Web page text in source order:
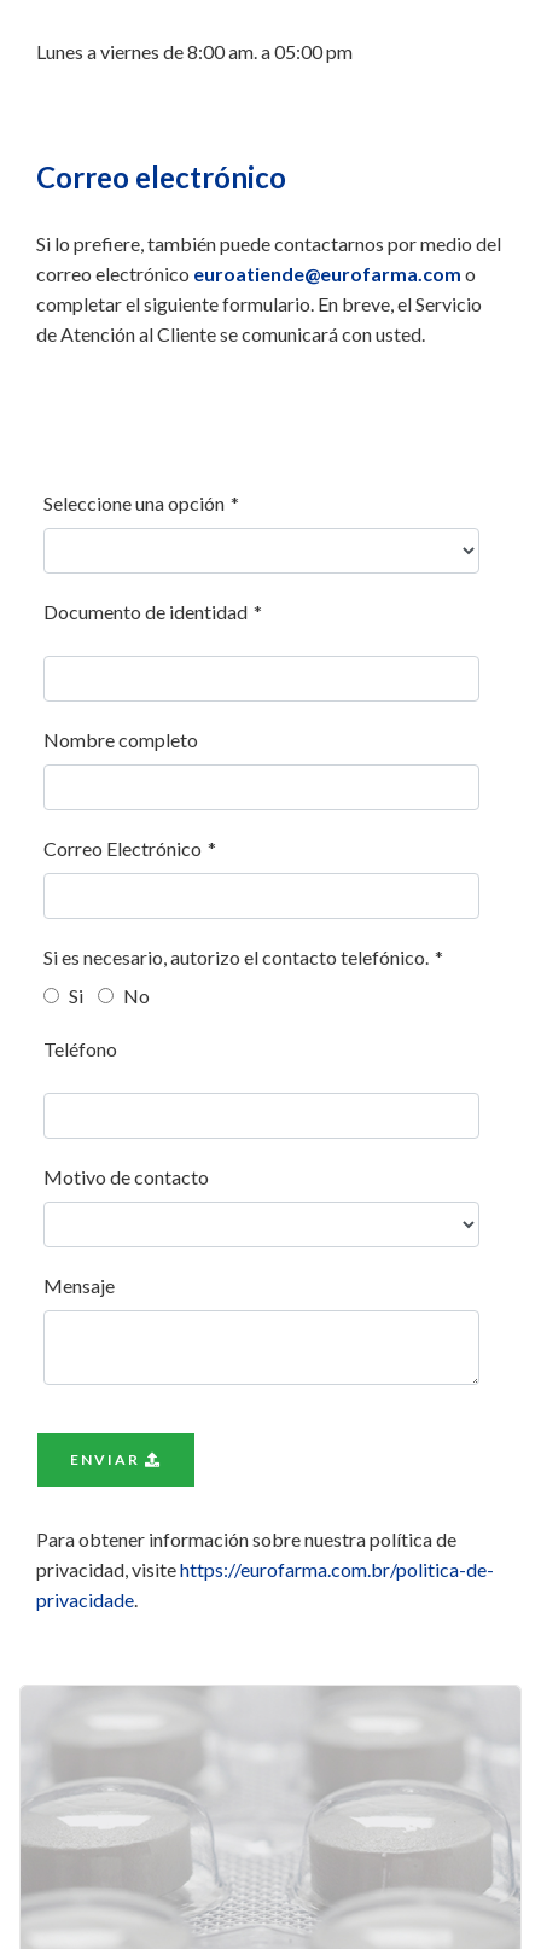
Lunes a viernes de 8:00 am. a 05:00 pm
Correo electrónico
Si lo prefiere, también puede contactarnos por medio del
correo electrónico euroatiende@eurofarma.com o
completar el siguiente formulario. En breve, el Servicio
de Atención al Cliente se comunicará con usted.
Seleccione una opción *
Documento de identidad *
Nombre completo
Correo Electrónico *
Si es necesario, autorizo el contacto telefónico. *
Si
No
Teléfono
Motivo de contacto
Mensaje
ENVIAR
Para obtener información sobre nuestra política de
privacidad, visitehttps://eurofarma.com.br/politica-de-
privacidade.